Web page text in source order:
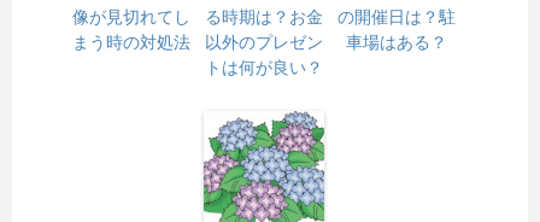
像が見切れてし
まう時の対処法
る時期は？お金
以外のプレゼン
トは何が良い？
の開催日は？駐
車場はある？